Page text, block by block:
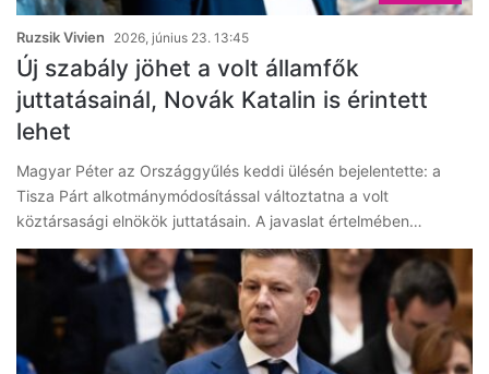
Ruzsik Vivien 2026, június 23. 13:45
Új szabály jöhet a volt államfők
juttatásainál, Novák Katalin is érintett
lehet
Magyar Péter az Országgyűlés keddi ülésén bejelentette: a
Tisza Párt alkotmánymódosítással változtatna a volt
köztársasági elnökök juttatásain. A javaslat értelmében…